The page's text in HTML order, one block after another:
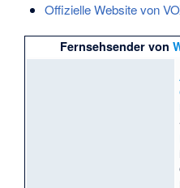
Offizielle Website von
Fernsehsender von